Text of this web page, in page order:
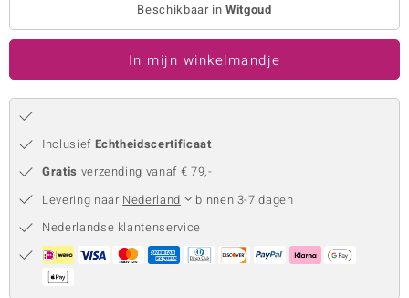
Collection
Beschikbaar inWitgoud
In mijn winkelmandje
Inclusief Echtheidscertificaat
Gratis verzending vanaf € 79,-
Levering naar Nederland
binnen 3-7 dagen
Nederlandse klantenservice